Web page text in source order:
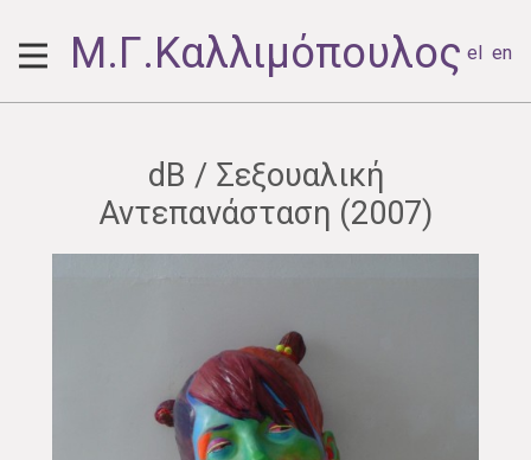
Μ.Γ.Καλλιμόπουλος el en
dB / Σεξουαλική
Αντεπανάσταση (2007)